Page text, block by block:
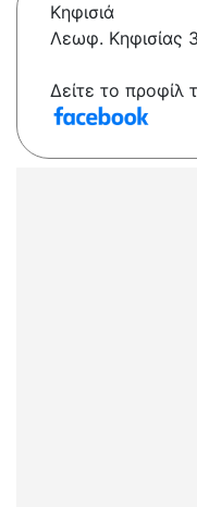
Κηφισιά
Λεωφ. Κηφισίας
Δείτε το προφίλ